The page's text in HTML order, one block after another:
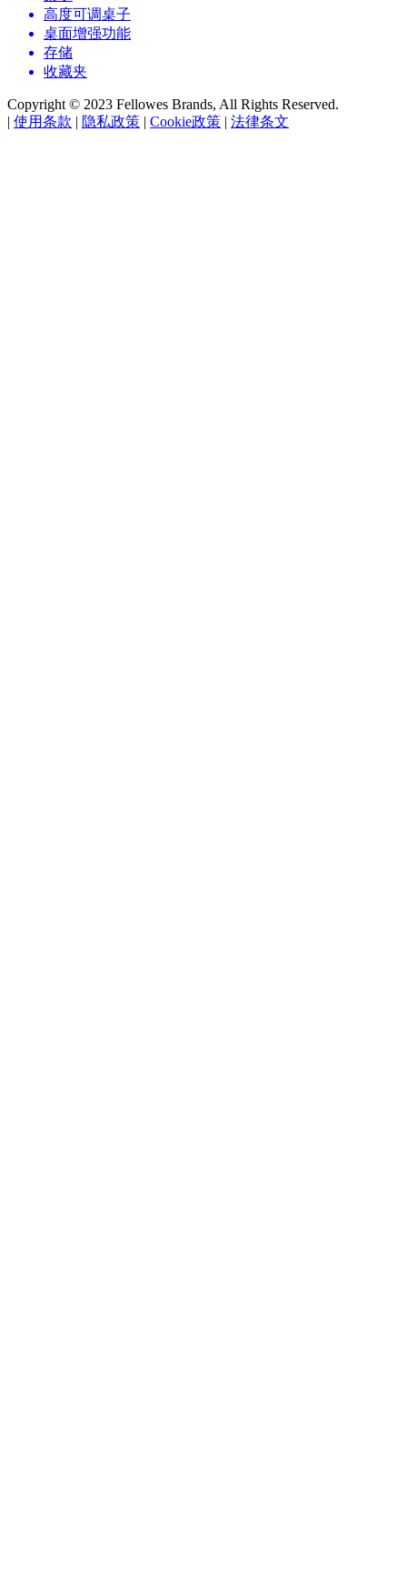
高度可调桌子
桌面增强功能
存储
收藏夹
Copyright © 2023 Fellowes Brands, All Rights Reserved.
| 使用条款 | 隐私政策 | Cookie政策 | 法律条文